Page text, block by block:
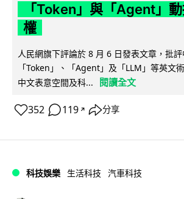
「Token」與「Agent」
權
人民網旗下評論於 8 月 6 日發表文章，批
「Token」、「Agent」及「LLM」等英文
中文表意空間及科...
閱讀全文
352 119 ↗ 分享
科技娛樂 生活科技 汽車科技